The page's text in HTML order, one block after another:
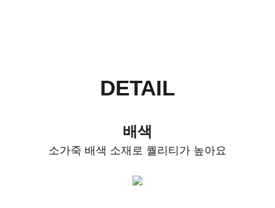
DETAIL
배색
소가죽 배색 소재로 퀄리티가 높아요